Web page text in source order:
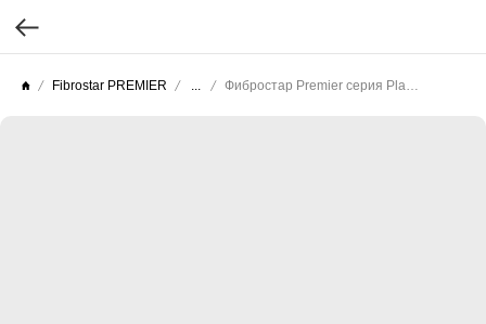
Fibrostar PREMIER